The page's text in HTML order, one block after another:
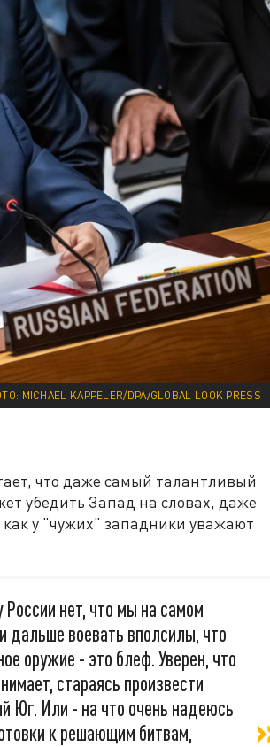
MICHAEL KAPPELER/DPA/GLOBAL LOOK PRESS
что даже самый талантливый
убедить Запад на словах, даже
у "чужих" западники уважают
России нет, что мы на самом
воевать вполсилы, что
оружие - это блеф. Уверен, что
стараясь произвести
Юг. Или - на что очень надеюсь
к решающим битвам,